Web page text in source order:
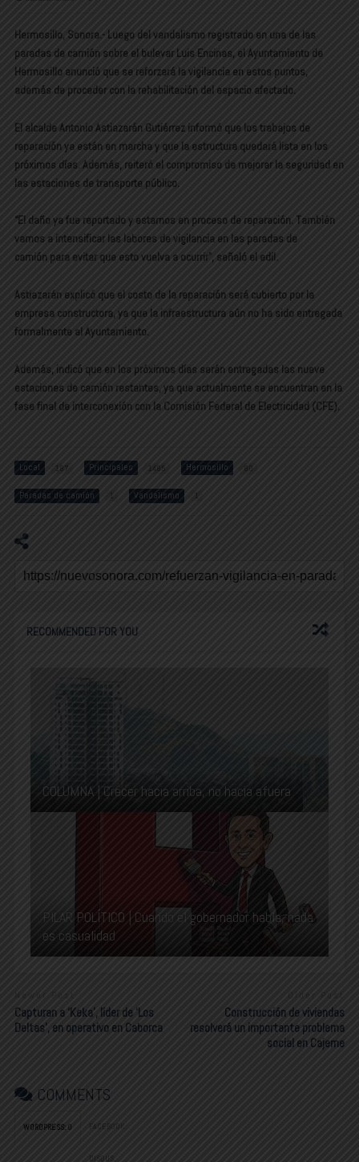
Hermosillo, Sonora.-Luego del vandalismo registrado en una de las
paradas de camión sobre el bulevar Luis Encinas, el Ayuntamiento de
Hermosillo anunció que se reforzará la vigilancia en estos puntos,
además de proceder con la rehabilitación del espacio afectado.
El alcalde Antonio Astiazarán Gutiérrez informó que los trabajos de
reparación ya están en marcha y que la estructura quedará lista en los
próximos días. Además, reiteró el compromiso de mejorar la seguridad en
las estaciones de transporte público.
“El daño ya fue reportado y estamos en proceso de reparación. También
vamos a intensificar las labores de vigilancia en las paradas de
camión para evitar que esto vuelva a ocurrir”, señaló el edil.
Astiazarán explicó que el costo de la reparación será cubierto por la
empresa constructora, ya que la infraestructura aún no ha sido entregada
formalmente al Ayuntamiento.
Además, indicó que en los próximos días serán entregadas las nueve
estaciones de camión restantes, ya que actualmente se encuentran en la
fase final de interconexión con la Comisión Federal de Electricidad (CFE).
Local 187 Principales 1485 Hermosillo 80
Paradas de camión 1 Vandalismo 1
RECOMMENDED FOR YOU
COLUMNA | Crecer hacia arriba, no hacia afuera
PILAR POLÍTICO | Cuando el gobernador habla, nada
es casualidad
Newer Post
Capturan a ‘Keka’, líder de ‘Los
Deltas’, en operativo en Caborca
Older Post
Construcción de viviendas
resolverá un importante problema
social en Cajeme
COMMENTS
WORDPRESS: 0 FACEBOOK:
DISQUS: